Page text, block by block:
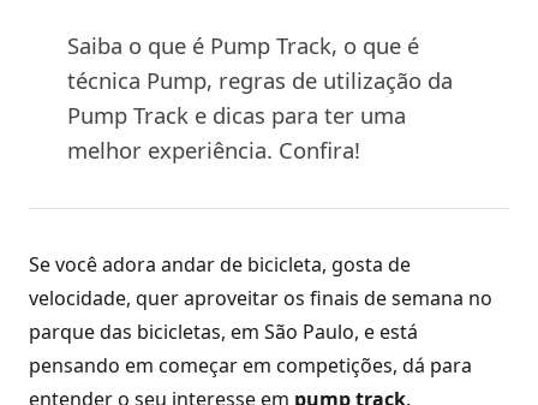
Saiba o que é Pump Track, o que é
técnica Pump, regras de utilização da
Pump Track e dicas para ter uma
melhor experiência. Confira!
Se você adora andar de bicicleta, gosta de
velocidade, quer aproveitar os finais de semana no
parque das bicicletas, em São Paulo, e está
pensando em começar em competições, dá para
entender o seu interesse em pump track.